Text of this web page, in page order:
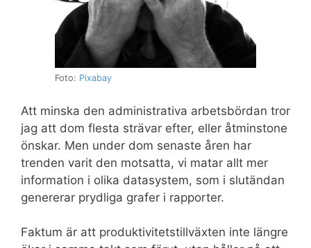
Foto: Pixabay
Att minska den administrativa arbetsbördan tror
jag att dom flesta strävar efter, eller åtminstone
önskar. Men under dom senaste åren har
trenden varit den motsatta, vi matar allt mer
information i olika datasystem, som i slutändan
genererar prydliga grafer i rapporter.
Faktum är att produktivitetstillväxten inte längre